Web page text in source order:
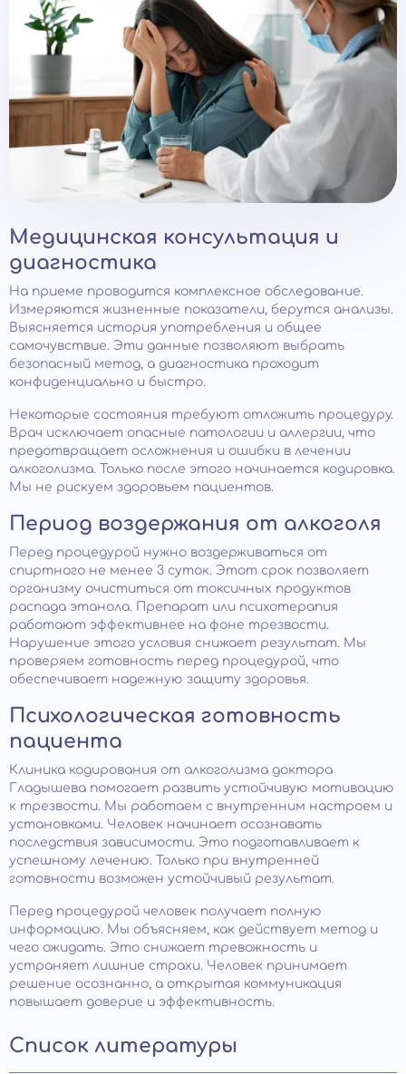
Медицинская консультация и
диагностика
На приеме проводится комплексное обследование.
Измеряются жизненные показатели, берутся анализы.
Выясняется история употребления и общее
самочувствие. Эти данные позволяют выбрать
безопасный метод, а диагностика проходит
конфиденциально и быстро.
Некоторые состояния требуют отложить процедуру.
Врач исключает опасные патологии и аллергии, что
предотвращает осложнения и ошибки в лечении
алкоголизма. Только после этого начинается кодировка.
Мы не рискуем здоровьем пациентов.
Период воздержания от алкоголя
Перед процедурой нужно воздерживаться от
спиртного не менее 3 суток. Этот срок позволяет
организму очиститься от токсичных продуктов
распада этанола. Препарат или психотерапия
работают эффективнее на фоне трезвости.
Нарушение этого условия снижает результат. Мы
проверяем готовность перед процедурой, что
обеспечивает надежную защиту здоровья.
Психологическая готовность
пациента
Клиника кодирования от алкоголизма доктора
Гладышева помогает развить устойчивую мотивацию
к трезвости. Мы работаем с внутренним настроем и
установками. Человек начинает осознавать
последствия зависимости. Это подготавливает к
успешному лечению. Только при внутренней
готовности возможен устойчивый результат.
Перед процедурой человек получает полную
информацию. Мы объясняем, как действует метод и
чего ожидать. Это снижает тревожность и
устраняет лишние страхи. Человек принимает
решение осознанно, а открытая коммуникация
повышает доверие и эффективность.
Список литературы